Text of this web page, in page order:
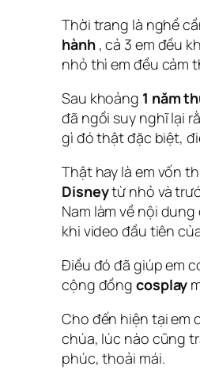
Thời trang là nghề
hành, cả 3 em đều
nhỏ thì em đều cảm
Sau khoảng 1 năm
đã ngồi suy nghĩ lại
gì đó thật đặc biệt,
Thật hay là em vốn
Disneytừ nhỏ và
Nam làm về nội
khi video đầu tiên
Điều đó đã giúp em
cộng đồngcosplay
Cho đến hiện tại em
chúa, lúc nào cũng
phúc, thoải mái.